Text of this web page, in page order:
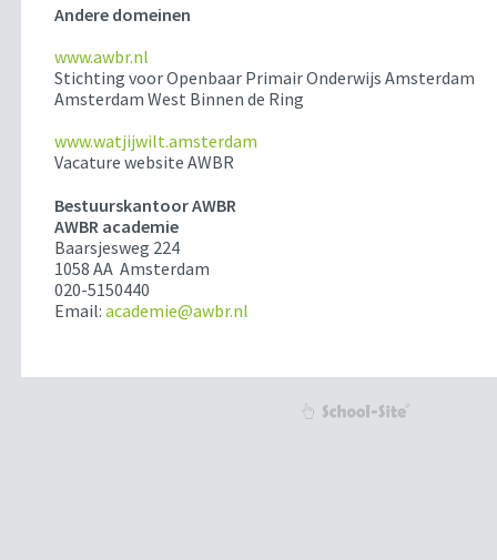
Andere domeinen
www.awbr.nl
Stichting voor Openbaar Primair Onderwijs Amsterdam
Amsterdam West Binnen de Ring
www.watjijwilt.amsterdam
Vacature website AWBR
Bestuurskantoor AWBR
AWBR academie
Baarsjesweg 224
1058 AA Amsterdam
020-5150440
Email:academie@awbr.nl